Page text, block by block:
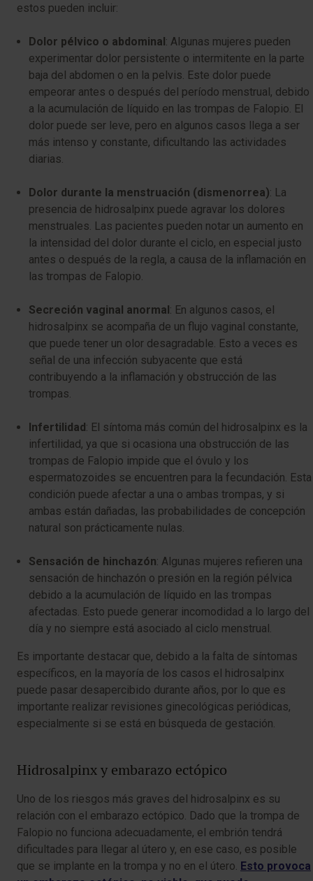
estos pueden incluir:
Dolor pélvico o abdominal : Algunas mujeres pueden
experimentar dolor persistente o intermitente en la parte
baja del abdomen o en la pelvis. Este dolor puede
empeorar antes o después del período menstrual, debido
a la acumulación de líquido en las trompas de Falopio. El
dolor puede ser leve, pero en algunos casos llega a ser
más intenso y constante, dificultando las actividades
diarias.
Dolor durante la menstruación (dismenorrea): La
presencia de hidrosalpinx puede agravar los dolores
menstruales. Las pacientes pueden notar un aumento en
la intensidad del dolor durante el ciclo, en especial justo
antes o después de la regla, a causa de la inflamación en
las trompas de Falopio.
Secreción vaginal anormal : En algunos casos, el
hidrosalpinx se acompaña de un flujo vaginal constante,
que puede tener un olor desagradable. Esto a veces es
señal de una infección subyacente que está
contribuyendo a la inflamación y obstrucción de las
trompas.
Infertilidad : El síntoma más común del hidrosalpinx es la
infertilidad, ya que si ocasiona una obstrucción de las
trompas de Falopio impide que el óvulo y los
espermatozoides se encuentren para la fecundación. Esta
condición puede afectar a una o ambas trompas, y si
ambas están dañadas, las probabilidades de concepción
natural son prácticamente nulas.
Sensación de hinchazón: Algunas mujeres refieren una
sensación de hinchazón o presión en la región pélvica
debido a la acumulación de líquido en las trompas
afectadas. Esto puede generar incomodidad a lo largo del
día y no siempre está asociado al ciclo menstrual.
Es importante destacar que, debido a la falta de síntomas
específicos, en la mayoría de los casos el hidrosalpinx
puede pasar desapercibido durante años, por lo que es
importante realizar revisiones ginecológicas periódicas,
especialmente si se está en búsqueda de gestación.
Hidrosalpinx y embarazo ectópico
Uno de los riesgos más graves del hidrosalpinx es su
relación con el embarazo ectópico. Dado que la trompa de
Falopio no funciona adecuadamente, el embrión tendrá
dificultades para llegar al útero y, en ese caso, es posible
que se implante en la trompa y no en el útero. Esto provoca